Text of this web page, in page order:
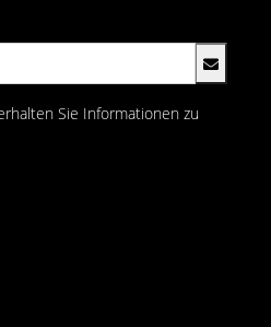
Sie Informationen zu